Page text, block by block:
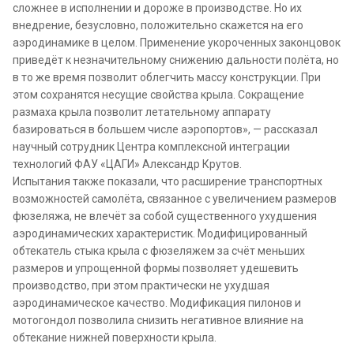
сложнее в исполнении и дороже в производстве. Но их
внедрение, безусловно, положительно скажется на его
аэродинамике в целом. Применение укороченных законцовок
приведёт к незначительному снижению дальности полёта, но
в то же время позволит облегчить массу конструкции. При
этом сохранятся несущие свойства крыла. Сокращение
размаха крыла позволит летательному аппарату
базироваться в большем числе аэропортов», — рассказал
научный сотрудник Центра комплексной интеграции
технологий ФАУ «ЦАГИ» Александр Крутов.
Испытания также показали, что расширение транспортных
возможностей самолёта, связанное с увеличением размеров
фюзеляжа, не влечёт за собой существенного ухудшения
аэродинамических характеристик. Модифицированный
обтекатель стыка крыла с фюзеляжем за счёт меньших
размеров и упрощенной формы позволяет удешевить
производство, при этом практически не ухудшая
аэродинамическое качество. Модификация пилонов и
мотогондол позволила снизить негативное влияние на
обтекание нижней поверхности крыла.